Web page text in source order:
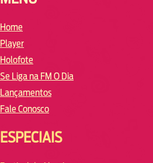
Home
Player
Holofote
Se Liga na FM O Dia
Lançamentos
Fale Conosco
ESPECIAIS